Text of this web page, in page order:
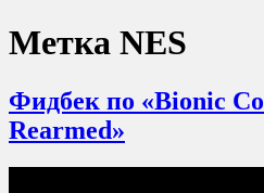
Метка NES
Фидбек по «Bionic
Rearmed»